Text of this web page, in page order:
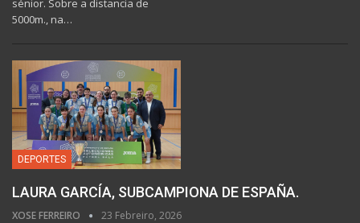
sénior. Sobre a distancia de
5000m., na…
DEPORTES
LAURA GARCÍA, SUBCAMPIONA DE ESPAÑA.
XOSE FERREIRO 23 Febreiro, 2026